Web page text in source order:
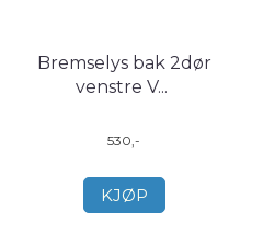
Bremselys bak 2dør
venstre V...
530,-
KJØP